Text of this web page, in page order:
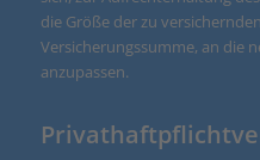
die Größe der zu
Versicherungssumme, an die
anzupassen.